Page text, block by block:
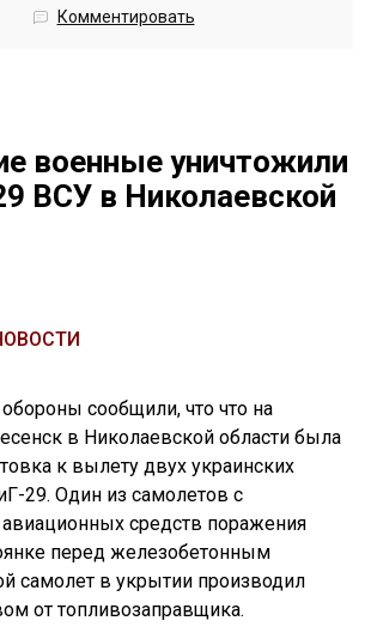
Комментировать
военные уничтожили
ВСУ в Николаевской
сообщили, что что на
в Николаевской области была
к вылету двух украинских
29. Один из самолетов с
средств поражения
перед железобетонным
самолет в укрытии производил
от топливозаправщика.